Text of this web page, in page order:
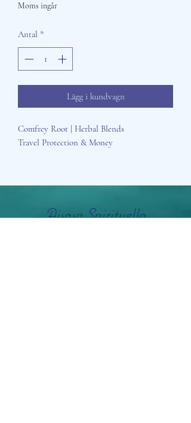
Moms ingår
Antal *
Lägg i kundvagn
Comfrey Root | Herbal Blends
Travel Protection & Money
Aisosa Spirituella